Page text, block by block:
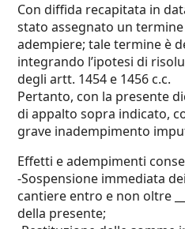
Con diffida recapitata in data
stato assegnato un
adempiere; tale termine è
integrando l’ipotesi di
degli artt. 1454 e 1456 c.c.
Pertanto, con la presente
di appalto sopra indicato,
grave inadempimento
Effetti e adempimenti
-Sospensione immediata
cantiere entro e non oltre
della presente;